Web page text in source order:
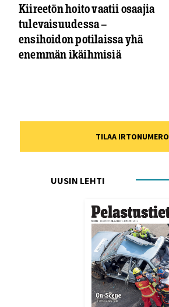
Kiireetön hoito vaatii osaajia
tulevaisuudessa —
ensihoidon potilaissa yhä
enemmän ikäihmisiä
TILAA IRTONUMERO
UUSIN LEHTI